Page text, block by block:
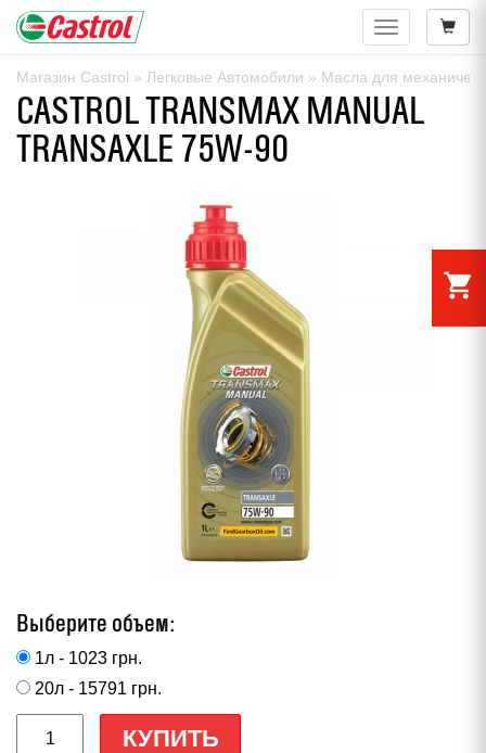
Магазин Castrol » Легковые Автомобили » Масла для
CASTROL TRANSMAX MANUAL
TRANSAXLE 75W-90
Выберите объем:
1л - 1023 грн.
20л - 15791 грн.
КУПИТЬ
Навигация
shopping_cart